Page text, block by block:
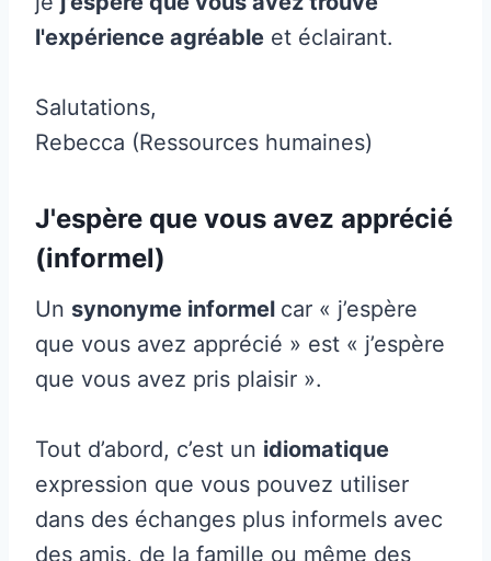
l'expérience agréable et éclairant.
Salutations,
Rebecca (Ressources humaines)
J'espère que vous avez apprécié
(informel)
Un synonyme informel car « j’espère
que vous avez apprécié » est « j’espère
que vous avez pris plaisir ».
Tout d’abord, c’est un idiomatique
expression que vous pouvez utiliser
dans des échanges plus informels avec
des amis, de la famille ou même des